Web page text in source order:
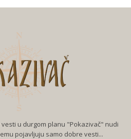
u durgom planu "Pokazivač" nudi
pojavljuju samo dobre vesti...